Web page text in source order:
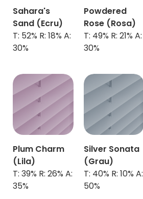
Sahara's
Sand (Ecru)
T: 52% R: 18% A:
30%
Powdered
Rose (Rosa)
T: 49% R: 21% A:
30%
Plum Charm
(Lila)
T: 39% R: 26% A:
35%
Silver Sonata
(Grau)
T: 40% R: 10% A:
50%